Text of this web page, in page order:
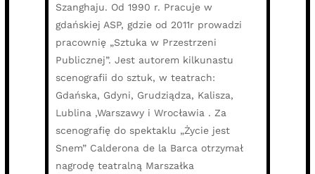
Szanghaju. Od 1990 r. Pracuje w
gdańskiej ASP, gdzie od 2011r prowadzi
pracownię „Sztuka w Przestrzeni
Publicznej”. Jest autorem kilkunastu
scenografii do sztuk, w teatrach:
Gdańska, Gdyni, Grudziądza, Kalisza,
Lublina ,Warszawy i Wrocławia . Za
scenografię do spektaklu „Życie jest
Snem” Calderona de la Barca otrzymał
nagrodę teatralną Marszałka